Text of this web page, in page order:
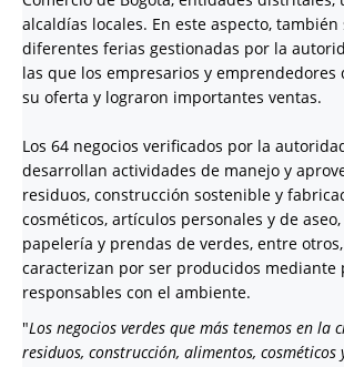
alcaldías locales. En este aspecto, también
diferentes ferias gestionadas por la
las que los empresarios y emprendedores
su oferta y lograron importantes ventas.
Los 64 negocios verificados por la
desarrollan actividades de manejo y
residuos, construcción sostenible y
cosméticos, artículos personales y de
papelería y prendas de verdes, entre
caracterizan por ser producidos mediante
responsables con el ambiente.
"Los negocios verdes que más tenemos en la
residuos, construcción, alimentos, cosméticos